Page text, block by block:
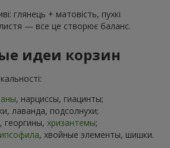
глянець + матовість, пухкі
— все це створює баланс.
идеи корзин
, нарциссы, гиацинты;
лаванда, подсолнухи;
хризантемы;
, хвойные элементы, шишки.